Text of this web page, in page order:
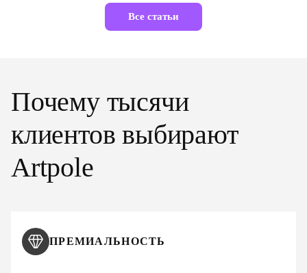
Все статьи
Почему тысячи
клиентов выбирают
Artpole
ПРЕМИАЛЬНОСТЬ